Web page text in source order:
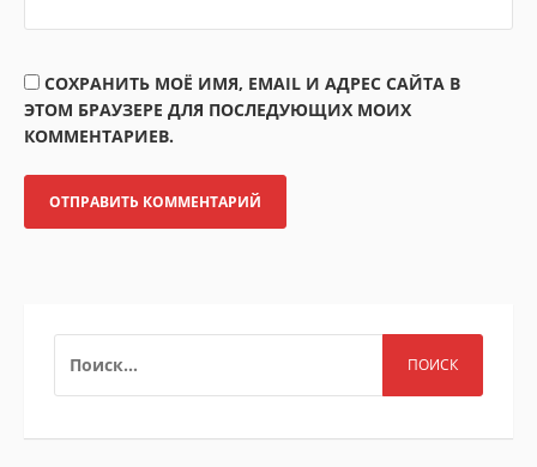
СОХРАНИТЬ МОЁ ИМЯ, EMAIL И АДРЕС САЙТА В
ЭТОМ БРАУЗЕРЕ ДЛЯ ПОСЛЕДУЮЩИХ МОИХ
КОММЕНТАРИЕВ.